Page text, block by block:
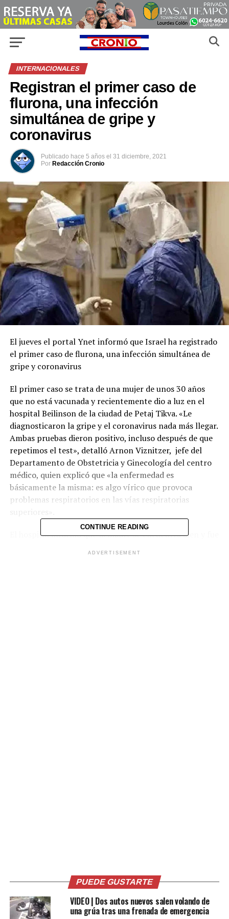
INTERNACIONALES
Registran el primer caso de
flurona, una infección
simultánea de gripe y
coronavirus
Publicado hace 5 años el 31 diciembre, 2021
Por Redacción Cronio
El jueves el portal Ynet informó que Israel ha registrado
el primer caso de flurona, una infección simultánea de
gripe y coronavirus
El primer caso se trata de una mujer de unos 30 años
que no está vacunada y recientemente dio a luz en el
hospital Beilinson de la ciudad de Petaj Tikva. «Le
diagnosticaron la gripe y el coronavirus nada más llegar.
Ambas pruebas dieron positivo, incluso después de que
repetimos el test», detalló Arnon Viznitzer, jefe del
Departamento de Obstetricia y Ginecología del centro
médico, quien explicó que «la enfermedad es
básicamente la misma: es algo vírico que provoca
problemas respiratorios en las vías respiratorias
El hospital informó que la madre se encuentra bien y fue
CONTINUE READING
ADVERTISEMENT
PUEDE GUSTARTE
VIDEO | Dos autos nuevos salen volando de
una grúa tras una frenada de emergencia